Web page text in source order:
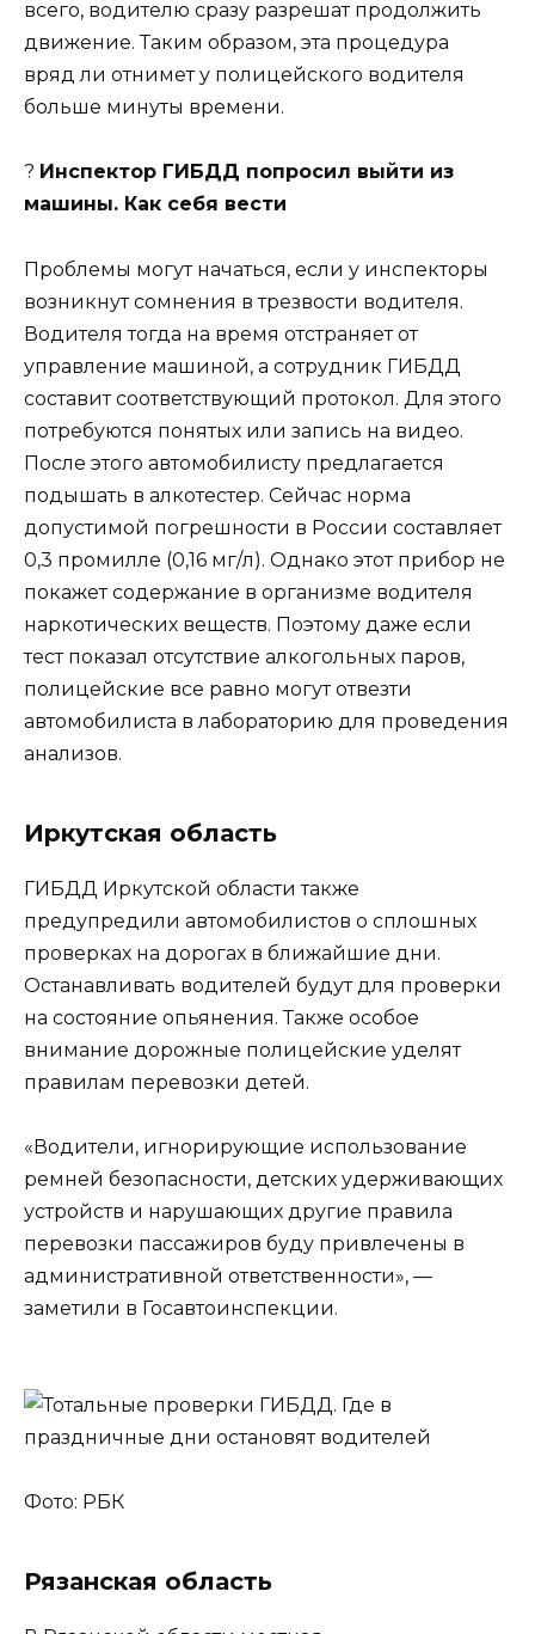
всего, водителю сразу разрешат продолжить
движение. Таким образом, эта процедура
вряд ли отнимет у полицейского водителя
больше минуты времени.
? Инспектор ГИБДД попросил выйти из
машины. Как себя вести
Проблемы могут начаться, если у инспекторы
возникнут сомнения в трезвости водителя.
Водителя тогда на время отстраняет от
управление машиной, а сотрудник ГИБДД
составит соответствующий протокол. Для этого
потребуются понятых или запись на видео.
После этого автомобилисту предлагается
подышать в алкотестер. Сейчас норма
допустимой погрешности в России составляет
0,3 промилле (0,16 мг/л). Однако этот прибор не
покажет содержание в организме водителя
наркотических веществ. Поэтому даже если
тест показал отсутствие алкогольных паров,
полицейские все равно могут отвезти
автомобилиста в лабораторию для проведения
анализов.
Иркутская область
ГИБДД Иркутской области также
предупредили автомобилистов о сплошных
проверках на дорогах в ближайшие дни.
Останавливать водителей будут для проверки
на состояние опьянения. Также особое
внимание дорожные полицейские уделят
правилам перевозки детей.
«Водители, игнорирующие использование
ремней безопасности, детских удерживающих
устройств и нарушающих другие правила
перевозки пассажиров буду привлечены в
административной ответственности», —
заметили в Госавтоинспекции.
Фото: РБК
Рязанская область